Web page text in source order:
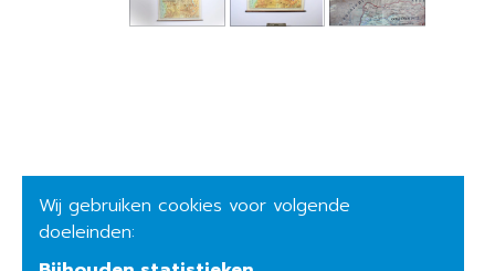
Wij gebruiken cookies voor volgende
doeleinden: